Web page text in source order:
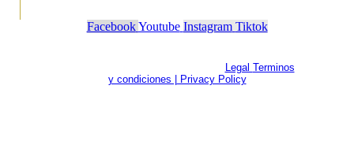
Facebook Youtube Instagram Tiktok
Legal Terminos
y condiciones |
Privacy Policy